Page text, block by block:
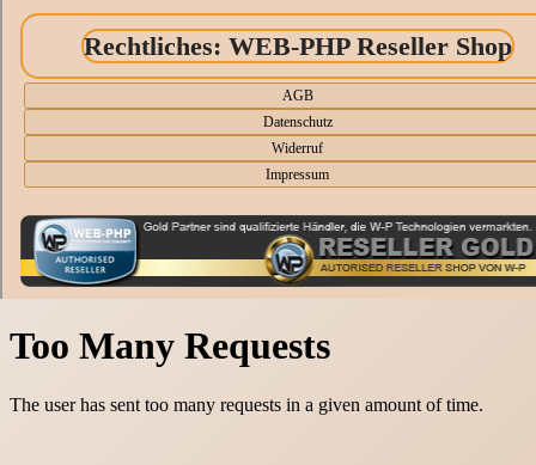
Rechtliches: WEB-PHP Reseller Shop
AGB
Datenschutz
Widerruf
Impressum